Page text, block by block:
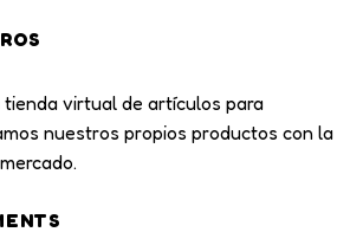
tienda virtual de artículos para
nuestros propios productos con la